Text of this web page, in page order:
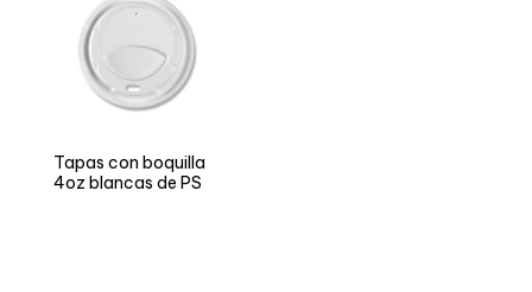
Tapas con boquilla
4oz blancas de PS